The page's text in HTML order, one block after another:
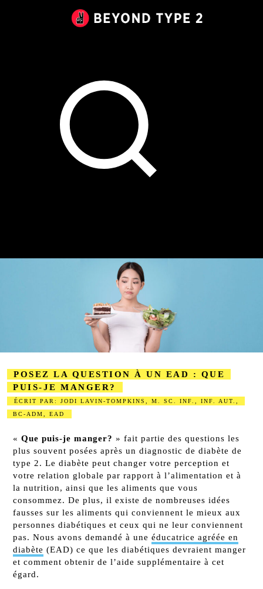
POSEZ LA QUESTION À UN EAD : QUE
PUIS-JE MANGER?
ÉCRIT PAR: JODI LAVIN-TOMPKINS, M. SC. INF., INF. AUT.,
BC-ADM, EAD
«Que puis-je manger? » fait partie des questions les
plus souvent posées après un diagnostic de diabète de
type 2. Le diabète peut changer votre perception et
votre relation globale par rapport à l’alimentation et à
la nutrition, ainsi que les aliments que vous
consommez. De plus, il existe de nombreuses idées
fausses sur les aliments qui conviennent le mieux aux
personnes diabétiques et ceux qui ne leur conviennent
pas. Nous avons demandé à uneéducatrice agréée en
diabète (EAD) ce que les diabétiques devraient manger
et comment obtenir de l’aide supplémentaire à cet
égard.